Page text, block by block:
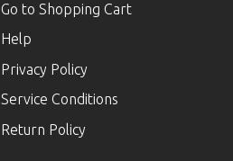
Go to Shopping Cart
Help
Privacy Policy
Service Conditions
Return Policy